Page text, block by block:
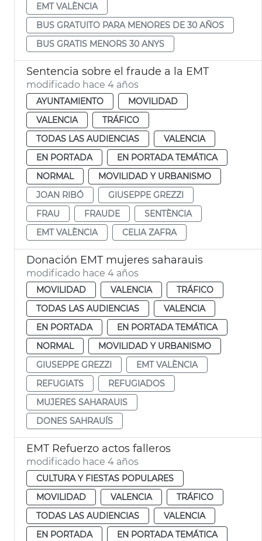
EMT VALÈNCIA
BUS GRATUITO PARA MENORES DE 30 AÑOS
BUS GRATIS MENORS 30 ANYS
Sentencia sobre el fraude a la EMT
modificado hace 4 años
AYUNTAMIENTO
MOVILIDAD
VALENCIA
TRÁFICO
TODAS LAS AUDIENCIAS
VALENCIA
EN PORTADA
EN PORTADA TEMÁTICA
NORMAL
MOVILIDAD Y URBANISMO
JOAN RIBÓ
GIUSEPPE GREZZI
FRAU
FRAUDE
SENTÈNCIA
EMT VALÈNCIA
CELIA ZAFRA
Donación EMT mujeres saharauis
modificado hace 4 años
MOVILIDAD VALENCIA
TRÁFICO
TODAS LAS AUDIENCIAS
VALENCIA
EN PORTADA
EN PORTADA TEMÁTICA
NORMAL
MOVILIDAD Y URBANISMO
GIUSEPPE GREZZI
EMT VALÈNCIA
REFUGIATS
REFUGIADOS
MUJERES SAHARAUIS
DONES SAHRAUÍS
EMT Refuerzo actos falleros
modificado hace 4 años
CULTURA Y FIESTAS POPULARES
MOVILIDAD
VALENCIA
TRÁFICO
TODAS LAS AUDIENCIAS
VALENCIA
EN PORTADA
EN PORTADA TEMÁTICA